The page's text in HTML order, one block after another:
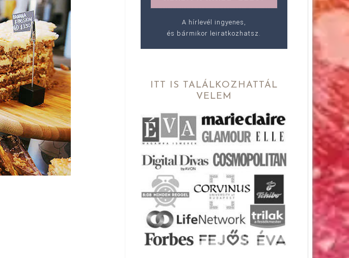
A hírlevél ingyenes,
és bármikor leiratkozhatsz.
ITT IS TALÁLKOZHATTÁL
VELEM